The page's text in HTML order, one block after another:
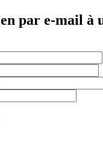
par e-mail à